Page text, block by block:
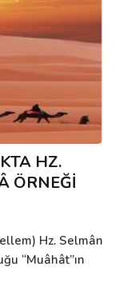
HZ.
ÖRNEĞİ
Hz. Selmân
“Muâhât”ın